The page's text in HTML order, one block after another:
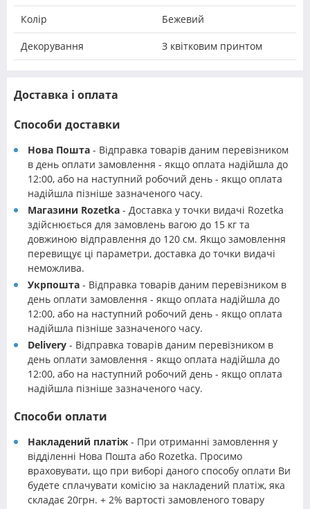
Колір Бежевий
Декорування З квітковим принтом
Доставка і оплата
Способи доставки
Нова Пошта - Відправка товарів даним перевізником
в день оплати замовлення - якщо оплата надійшла до
12:00, або на наступний робочий день - якщо оплата
надійшла пізніше зазначеного часу.
Магазини Rozetka - Доставка у точки видачі Rozetka
здійснюється для замовлень вагою до 15 кг та
довжиною відправлення до 120 см. Якщо замовлення
перевищує ці параметри, доставка до точки видачі
неможлива.
Укрпошта - Відправка товарів даним перевізником в
день оплати замовлення - якщо оплата надійшла до
12:00, або на наступний робочий день - якщо оплата
надійшла пізніше зазначеного часу.
Delivery - Відправка товарів даним перевізником в
день оплати замовлення - якщо оплата надійшла до
12:00, або на наступний робочий день - якщо оплата
надійшла пізніше зазначеного часу.
Способи оплати
Накладений платіж - При отриманні замовлення у
відділенні Нова Пошта або Rozetka. Просимо
враховувати, що при виборі даного способу оплати Ви
будете сплачувати комісію за накладений платіж, яка
складає 20грн. + 2% вартості замовленого товару